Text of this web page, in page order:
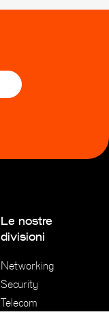
Le nostre
divisioni
Networking
Security
Telecom